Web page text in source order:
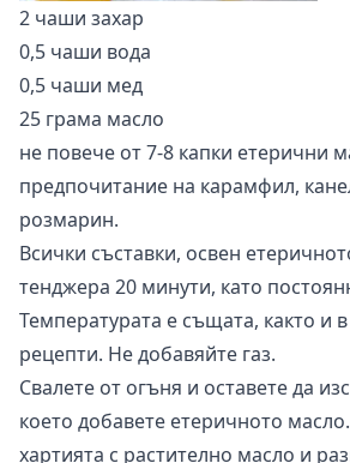
2 чаши захар
0,5 чаши вода
0,5 чаши мед
25 грама масло
не повече от 7-8 капки етерични
предпочитание на карамфил,
розмарин.
Всички съставки, освен
тенджера 20 минути, като
Температурата е същата, както и
рецепти. Не добавяйте газ.
Свалете от огъня и оставете да
което добавете етеричното
хартията с растително масло и